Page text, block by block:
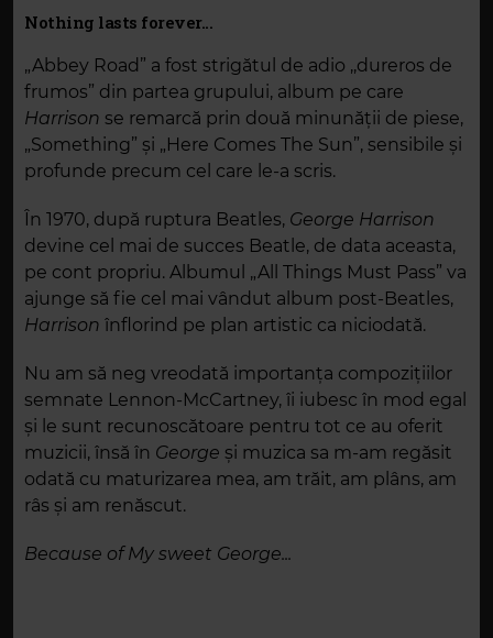
Nothing lasts forever...
„Abbey Road” a fost strigătul de adio ,,dureros de
frumos” din partea grupului, album pe care
Harrison se remarcă prin două minunății de piese,
„Something” și „Here Comes The Sun”, sensibile și
profunde precum cel care le-a scris.
În 1970, după ruptura Beatles, George Harrison
devine cel mai de succes Beatle, de data aceasta,
pe cont propriu. Albumul „All Things Must Pass” va
ajunge să fie cel mai vândut album post-Beatles,
Harrison înflorind pe plan artistic ca niciodată.
Nu am să neg vreodată importanța compozițiilor
semnate Lennon-McCartney, îi iubesc în mod egal
și le sunt recunoscătoare pentru tot ce au oferit
muzicii, însă în George și muzica sa m-am regăsit
odată cu maturizarea mea, am trăit, am plâns, am
râs și am renăscut.
Because of My sweet George...